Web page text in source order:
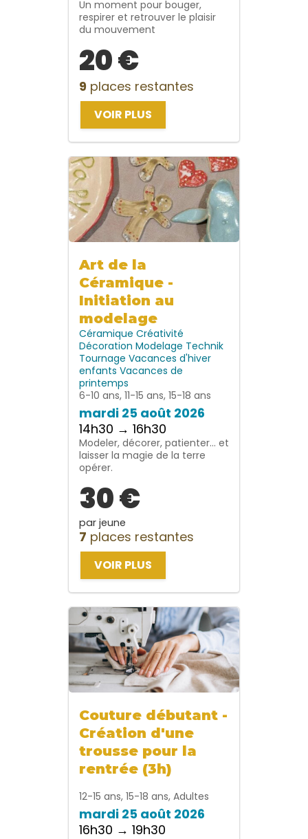
Un moment pour bouger,
respirer et retrouver le plaisir
du mouvement
20 €
9 places restantes
VOIR PLUS
Art de la
Céramique -
Initiation au
modelage
Céramique Créativité
Décoration Modelage Technik
Tournage Vacances d'hiver
enfants Vacances de
printemps
6-10 ans, 11-15 ans, 15-18 ans
mardi 25 août 2026
14h30 → 16h30
Modeler, décorer, patienter… et
laisser la magie de la terre
opérer.
30 €
par jeune
7 places restantes
VOIR PLUS
Couture débutant -
Création d'une
trousse pour la
rentrée (3h)
12-15 ans, 15-18 ans, Adultes
mardi 25 août 2026
16h30 → 19h30